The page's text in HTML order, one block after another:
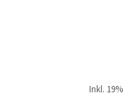
Inkl.